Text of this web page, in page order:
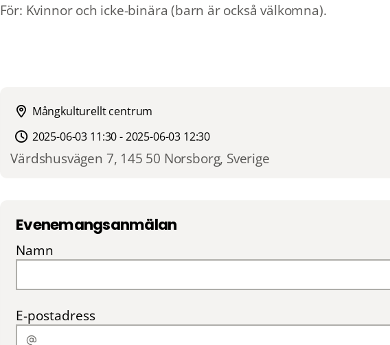
För: Kvinnor och icke-binära (barn är också välkomna).
Mångkulturellt centrum
2025-06-03 11:30 - 2025-06-03 12:30
Värdshusvägen 7, 145 50 Norsborg, Sverige
Evenemangsanmälan
Namn
E-postadress